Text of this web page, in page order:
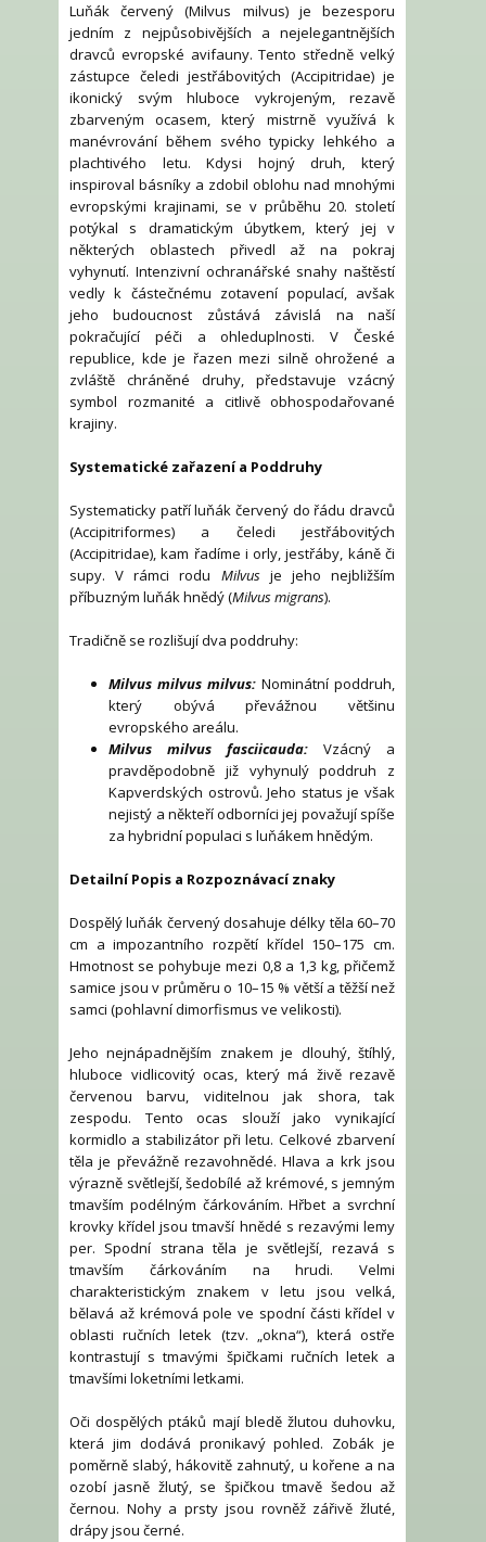
Luňák červený (Milvus milvus) je bezesporu
jedním z nejpůsobivějších a nejelegantnějších
dravců evropské avifauny. Tento středně velký
zástupce čeledi jestřábovitých (Accipitridae) je
ikonický svým hluboce vykrojeným, rezavě
zbarveným ocasem, který mistrně využívá k
manévrování během svého typicky lehkého a
plachtivého letu. Kdysi hojný druh, který
inspiroval básníky a zdobil oblohu nad mnohými
evropskými krajinami, se v průběhu 20. století
potýkal s dramatickým úbytkem, který jej v
některých oblastech přivedl až na pokraj
vyhynutí. Intenzivní ochranářské snahy naštěstí
vedly k částečnému zotavení populací, avšak
jeho budoucnost zůstává závislá na naší
pokračující péči a ohleduplnosti. V České
republice, kde je řazen mezi silně ohrožené a
zvláště chráněné druhy, představuje vzácný
symbol rozmanité a citlivě obhospodařované
krajiny.
Systematické zařazení a Poddruhy
Systematicky patří luňák červený do řádu dravců
(Accipitriformes) a čeledi jestřábovitých
(Accipitridae), kam řadíme i orly, jestřáby, káně či
supy. V rámci rodu Milvusje jeho nejbližším
příbuzným luňák hnědý (Milvus migrans).
Tradičně se rozlišují dva poddruhy:
Milvus milvus milvus: Nominátní poddruh,
který obývá převážnou většinu
evropského areálu.
Milvus milvus fasciicauda: Vzácný a
pravděpodobně již vyhynulý poddruh z
Kapverdských ostrovů. Jeho status je však
nejistý a někteří odborníci jej považují spíše
za hybridní populaci s luňákem hnědým.
Detailní Popis a Rozpoznávací znaky
Dospělý luňák červený dosahuje délky těla 60–70
cm a impozantního rozpětí křídel 150–175 cm.
Hmotnost se pohybuje mezi 0,8 a 1,3 kg, přičemž
samice jsou v průměru o 10–15 % větší a těžší než
samci (pohlavní dimorfismus ve velikosti).
Jeho nejnápadnějším znakem je dlouhý, štíhlý,
hluboce vidlicovitý ocas, který má živě rezavě
červenou barvu, viditelnou jak shora, tak
zespodu. Tento ocas slouží jako vynikající
kormidlo a stabilizátor při letu. Celkové zbarvení
těla je převážně rezavohnědé. Hlava a krk jsou
výrazně světlejší, šedobílé až krémové, s jemným
tmavším podélným čárkováním. Hřbet a svrchní
krovky křídel jsou tmavší hnědé s rezavými lemy
per. Spodní strana těla je světlejší, rezavá s
tmavším čárkováním na hrudi. Velmi
charakteristickým znakem v letu jsou velká,
bělavá až krémová pole ve spodní části křídel v
oblasti ručních letek (tzv. „okna“), která ostře
kontrastují s tmavými špičkami ručních letek a
tmavšími loketními letkami.
Oči dospělých ptáků mají bledě žlutou duhovku,
která jim dodává pronikavý pohled. Zobák je
poměrně slabý, hákovitě zahnutý, u kořene a na
ozobí jasně žlutý, se špičkou tmavě šedou až
černou. Nohy a prsty jsou rovněž zářivě žluté,
drápy jsou černé.